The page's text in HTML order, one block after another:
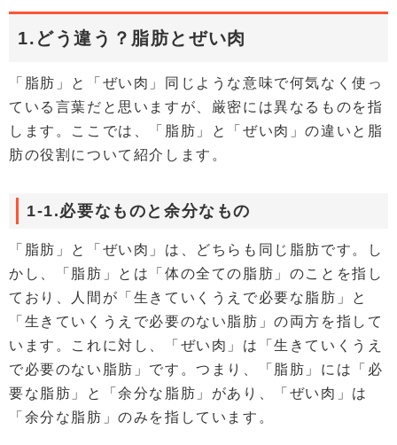
1.どう違う？脂肪とぜい肉
「脂肪」と「ぜい肉」同じような意味で何気なく使っ
ている言葉だと思いますが、厳密には異なるものを指
します。ここでは、「脂肪」と「ぜい肉」の違いと脂
肪の役割について紹介します。
1-1.必要なものと余分なもの
「脂肪」と「ぜい肉」は、どちらも同じ脂肪です。し
かし、「脂肪」とは「体の全ての脂肪」のことを指し
ており、人間が「生きていくうえで必要な脂肪」と
「生きていくうえで必要のない脂肪」の両方を指して
います。これに対し、「ぜい肉」は「生きていくうえ
で必要のない脂肪」です。つまり、「脂肪」には「必
要な脂肪」と「余分な脂肪」があり、「ぜい肉」は
「余分な脂肪」のみを指しています。